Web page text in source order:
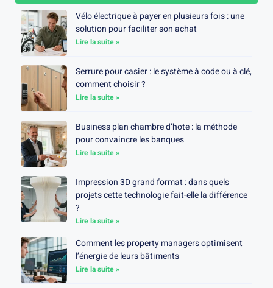
Vélo électrique à payer en plusieurs fois : une
solution pour faciliter son achat
Lire la suite »
Serrure pour casier : le système à code ou à clé,
comment choisir ?
Lire la suite »
Business plan chambre d’hote : la méthode
pour convaincre les banques
Lire la suite »
Impression 3D grand format : dans quels
projets cette technologie fait-elle la différence
?
Lire la suite »
Comment les property managers optimisent
l’énergie de leurs bâtiments
Lire la suite »